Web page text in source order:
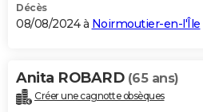
Décès
08/08/2024 à Noirmoutier-en-l'Île
Anita ROBARD (65 ans)
Créer une cagnotte obsèques